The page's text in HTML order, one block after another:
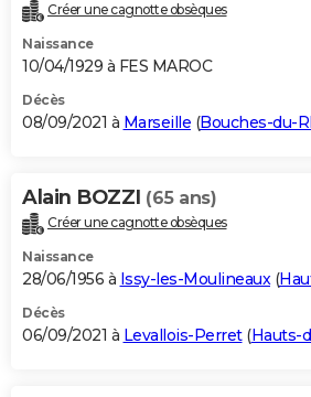
Créer une cagnotte obsèques
Naissance
10/04/1929 à FES MAROC
Décès
08/09/2021 à Marseille (Bouches-du-
Alain BOZZI (65 ans)
Créer une cagnotte obsèques
Naissance
28/06/1956 à Issy-les-Moulineaux(
Décès
06/09/2021 à Levallois-Perret(Hauts-